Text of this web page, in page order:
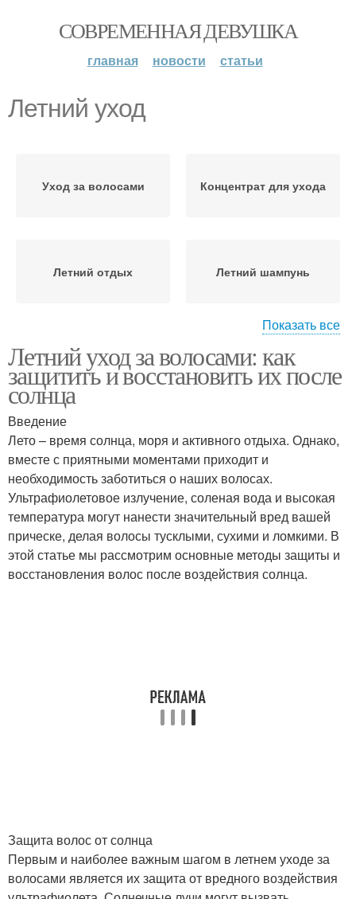
СОВРЕМЕННАЯ ДЕВУШКА
главная новости статьи
Летний уход
Уход за волосами Концентрат для ухода
Летний отдых Летний шампунь
Волос в летние месяцы Правильный уход
Рекомендации по уходу Ошибки в уходе
Показать все
Летний уход за волосами: как
защитить и восстановить их после
солнца
Введение
Лето – время солнца, моря и активного отдыха. Однако,
вместе с приятными моментами приходит и
необходимость заботиться о наших волосах.
Ультрафиолетовое излучение, соленая вода и высокая
температура могут нанести значительный вред вашей
прическе, делая волосы тусклыми, сухими и ломкими. В
этой статье мы рассмотрим основные методы защиты и
восстановления волос после воздействия солнца.
Защита волос от солнца
Первым и наиболее важным шагом в летнем уходе за
волосами является их защита от вредного воздействия